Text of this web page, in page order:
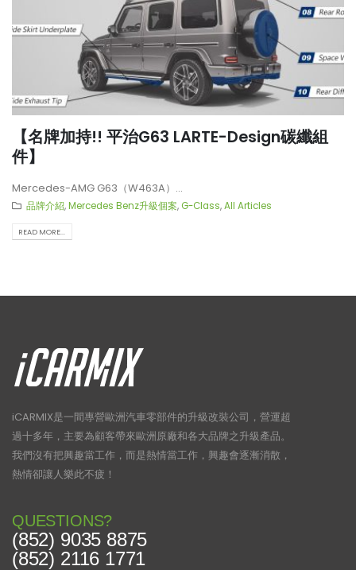
【名牌加持!! 平治G63 LARTE-Design碳纖組
件】
Mercedes-AMG G63（W463A）...
品牌介紹,Mercedes Benz升級個案, G-Class,All Articles
READ MORE...
iCARMIX是一間專營歐洲汽車零部件的升級改裝公司，營運超
過十多年，主要為顧客帶來歐洲原廠和各大品牌之升級產品。
我們沒有把興趣當工作，而是熱情當工作，興趣會逐漸消散，
熱情卻讓人樂此不疲！
QUESTIONS?
(852) 9035 8875
(852) 2116 1771